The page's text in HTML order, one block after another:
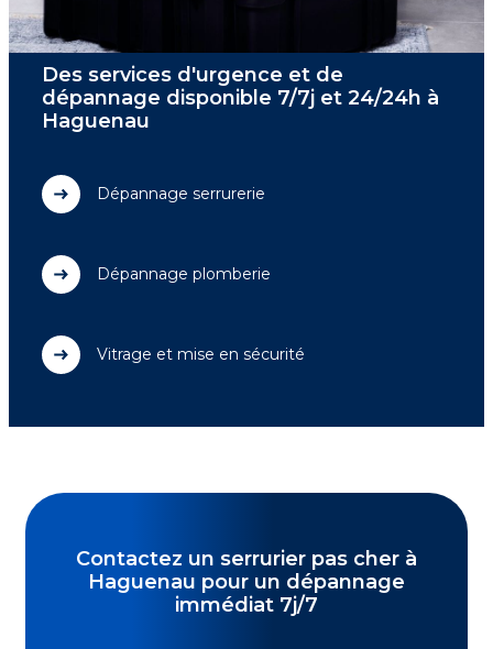
Des services d'urgence et de
dépannage disponible 7/7j et 24/24h à
Haguenau
Dépannage serrurerie
Dépannage plomberie
Vitrage et mise en sécurité
Contactez un serrurier pas cher à
Haguenau pour un dépannage
immédiat 7j/7